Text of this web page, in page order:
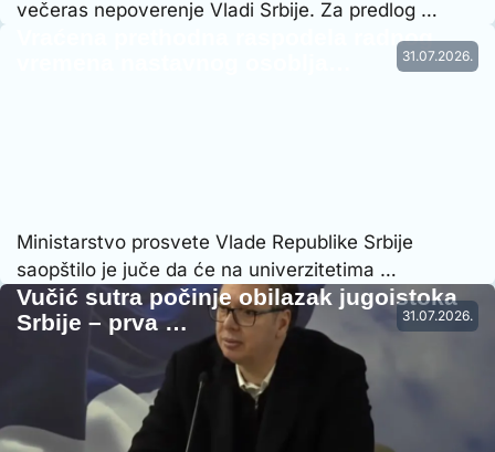
večeras nepoverenje Vladi Srbije. Za predlog …
31.07.2026.
Vraćena prethodna raspodela radnog
Ministarstvo prosvete Vlade Republike Srbije
saopštilo je juče da će na univerzitetima …
31.07.2026.
Vučić sutra počinje obilazak jugoistoka
Srbije – prva …